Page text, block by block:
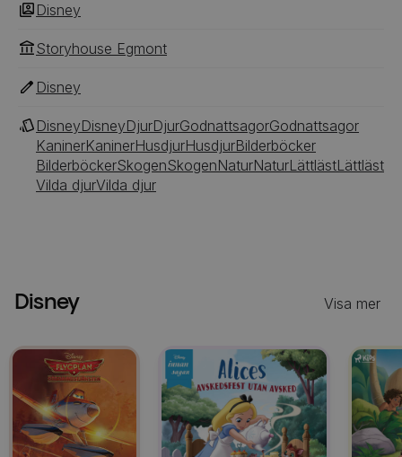
Disney
Storyhouse Egmont
Disney
DisneyDisneyDjurDjurGodnattsagorGodnattsagor
KaninerKaninerHusdjurHusdjurBilderböcker
BilderböckerSkogenSkogenNaturNaturLättlästLättläst
Vilda djurVilda djur
Disney Visa mer